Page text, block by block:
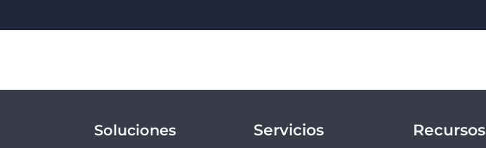
Soluciones Servicios Recursos